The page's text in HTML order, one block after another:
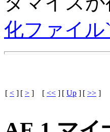
化ファイル`
[ < ] [ > ] [ << ] [ Up ] [ >> ]